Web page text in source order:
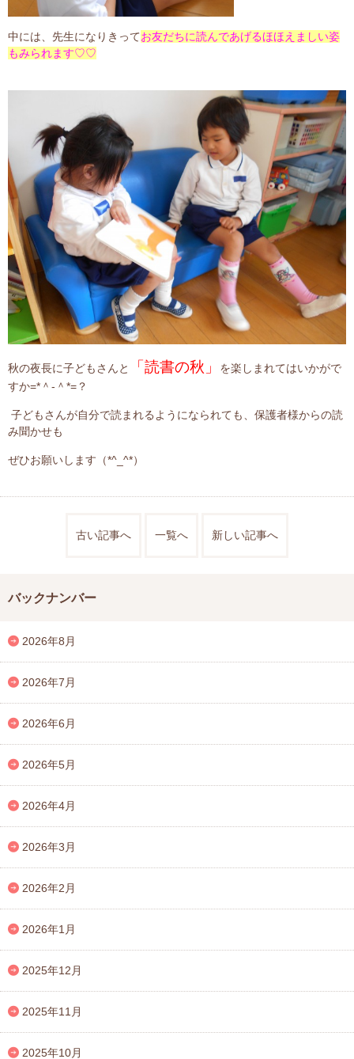
中には、先生になりきってお友だちに読んであげるほほえましい姿
もみられます♡♡
秋の夜長に子どもさんと 「読書の秋」
を楽しまれてはいかがで
すか=*＾-＾*=？
子どもさんが自分で読まれるようになられても、保護者様からの読
み聞かせも
ぜひお願いします（*^_^*）
古い記事へ 一覧へ 新しい記事へ
バックナンバー
2026年8月
2026年7月
2026年6月
2026年5月
2026年4月
2026年3月
2026年2月
2026年1月
2025年12月
2025年11月
2025年10月